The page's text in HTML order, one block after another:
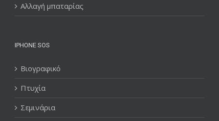
Αλλαγή μπαταρίας
IPHONE SOS
Βιογραφικό
Πτυχία
Σεμινάρια